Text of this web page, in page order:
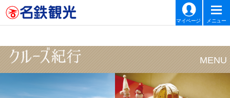
マイページ メニュー